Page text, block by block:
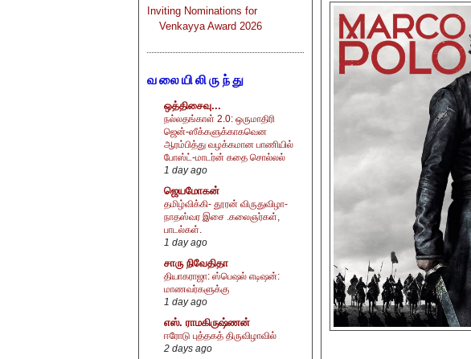
Inviting Nominations for
Venkayya Award 2026
வலையிலிருந்து
ஒத்திசைவு...
நல்லதங்காள் 2.0: ஒருமாதிரி
ஜென்-ஸீக்களுக்காகவென
ஆரம்பித்து வழக்கமான பாணியில்
போஸ்ட்-மாடர்ன் கதை சொல்லல்
1 day ago
ஜெயமோகன்
தமிழ்விக்கி- தூரன் விருதுவிழா-
நாதஸ்வர இசை .கலைஞர்கள்,
பாடல்கள்.
1 day ago
சாரு நிவேதிதா
தியாகராஜா: ஸ்பெஷல் எடிஷன்:
மாணவர்களுக்கு
1 day ago
எஸ். ராமகிருஷ்ணன்
ஈரோடு புத்தகத் திருவிழாவில்
2 days ago